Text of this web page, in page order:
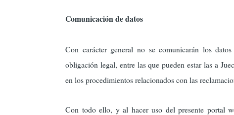
Comunicación de datos
Con carácter general no se comunicarán los
obligación legal, entre las que pueden estar las a
en los procedimientos relacionados con las
Con todo ello, y al hacer uso del presente portal